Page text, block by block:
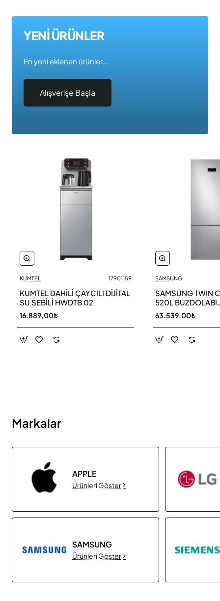
YENİ ÜRÜNLER
En yeni eklenen ürünler...
Alışverişe Başla
Yeni
KUMTEL 17901159
KUMTEL DAHİLİ ÇAYCILI DİJİTAL
SU SEBİLİ HWDTB 02
16.889,00₺
SAMSUNG
SAMSUNG TWIN
520L BUZDOLABI
RB52DS33ESA TR
63.539,00₺
Markalar
APPLE
Ürünleri Göster
SAMSUNG
Ürünleri Göster